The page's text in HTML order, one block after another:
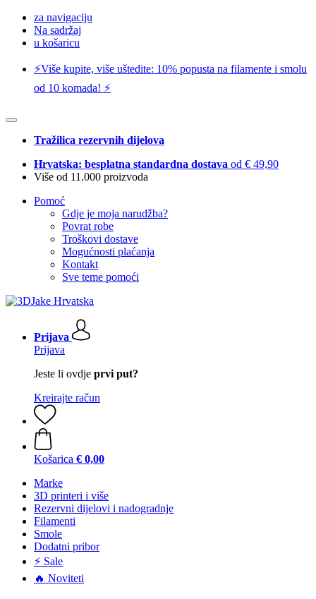
za navigaciju
Na sadržaj
u košaricu
⚡️Više kupite, više uštedite: 10% popusta na filamente i smolu
od 10 komada! ⚡️
Tražilica rezervnih dijelova
Hrvatska: besplatna standardna dostava od € 49,90
Više od 11.000 proizvoda
Pomoć
Gdje je moja narudžba?
Povrat robe
Troškovi dostave
Mogućnosti plaćanja
Kontakt
Sve teme pomoći
Prijava
Prijava
Jeste li ovdje prvi put?
Kreirajte račun
Košarica € 0,00
Marke
3D printeri i više
Rezervni dijelovi i nadogradnje
Filamenti
Smole
Dodatni pribor
⚡ Sale
🔥 Noviteti